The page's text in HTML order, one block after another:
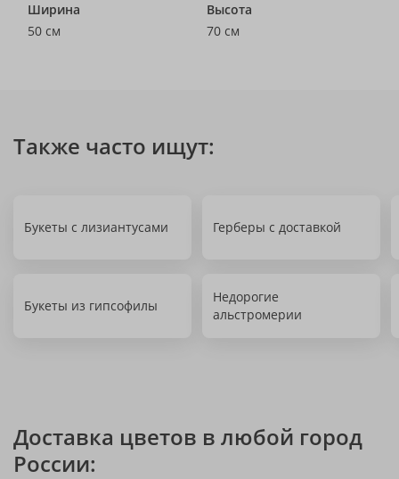
Ширина
50 см
Высота
70 см
Также часто ищут:
Букеты с лизиантусами Герберы с доставкой
Букеты из гипсофилы
Недорогие
альстромерии
Доставка цветов в любой город
России: